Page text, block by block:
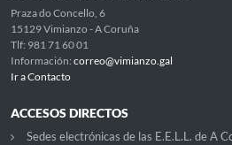
Praza do Concello, 6
15129 Vimianzo - A Coruña
Tlf: 981 71 60 01
Información: correo@vimianzo.gal
Ir a Contacto
ACCESOS DIRECTOS
Sedes electrónicas de las E.E.L.L. de A